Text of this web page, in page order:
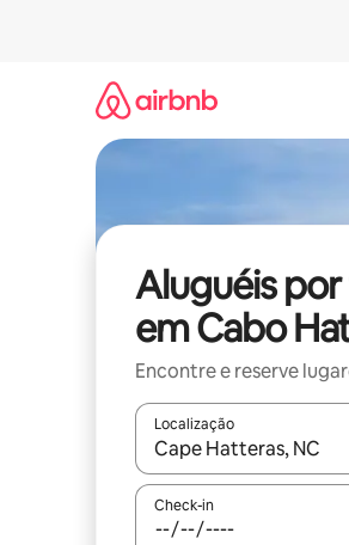
Aluguéis
em Cabo
Encontre e reserve
Localização
Quando os resultados
Check-in